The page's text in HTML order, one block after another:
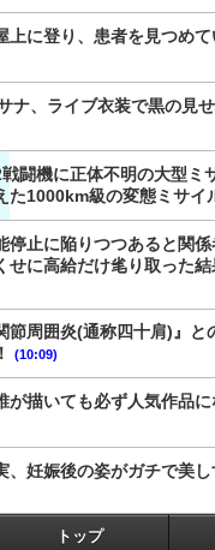
上に登り、患者を見つめ
ナ、ライブ衣装で黒の見
戦闘機に正体不明の大型ミ
た1000km級の変態ミサイ
停止に陥りつつあると関係
せに高給だけ毟り取った
節周囲炎(通称四十肩)』と
(10:09)
が描いても必ず人気作品
、妊娠後の姿がガチで美
トップ